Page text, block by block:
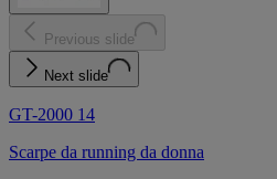
Previous slide
Next slide
GT-2000 14
Scarpe da running da donna